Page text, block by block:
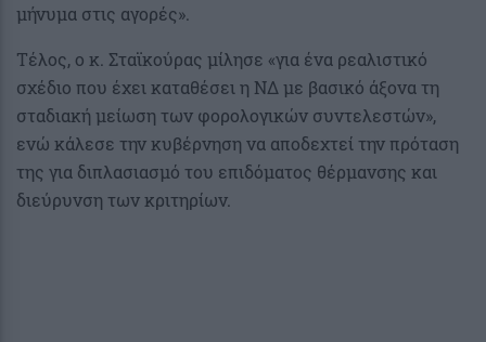
μήνυμα στις αγορές».
Τέλος, ο κ. Σταϊκούρας μίλησε «για ένα ρεαλιστικό
σχέδιο που έχει καταθέσει η ΝΔ με βασικό άξονα τη
σταδιακή μείωση των φορολογικών συντελεστών»,
ενώ κάλεσε την κυβέρνηση να αποδεχτεί την πρόταση
της για διπλασιασμό του επιδόματος θέρμανσης και
διεύρυνση των κριτηρίων.